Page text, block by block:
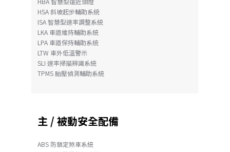
HSA 斜坡起步輔助系統
ISA 智慧型速率調整系統
LKA 車道維持輔助系統
LPA 車道保持輔助系統
LTW 車外低溫警示
SLI 速率掃描辨識系統
TPMS 胎壓偵測輔助系統
主 / 被動安全配備
ABS 防鎖定煞車系統